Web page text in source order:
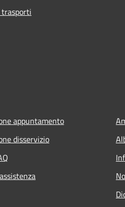
appuntamento
disservizio